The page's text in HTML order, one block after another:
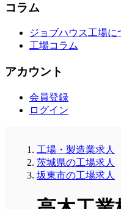
コラム
ジョブハウス工場に
工場コラム
アカウント
会員登録
ログイン
工場・製造業求人
茨城県の工場求人
坂東市の工場求人